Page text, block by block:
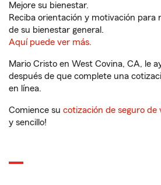
Mejore su bienestar.
Reciba orientación y motivación para
de su bienestar general.
Aquí puede ver más.
Mario Cristo en West Covina, CA, le
después de que complete una
en línea.
Comience su cotización de seguro de
y sencillo!